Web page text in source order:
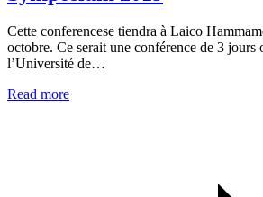
Cette conferencese tiendra à Laico
octobre. Ce serait une conférence de 3 jours
l’Université de…
Read more